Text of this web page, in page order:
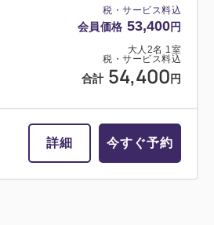
税・サービス料込
会員価格 53,400円
大人 2名 1 室
税・サービス料込
合計 54,400 円
詳細 今すぐ予約